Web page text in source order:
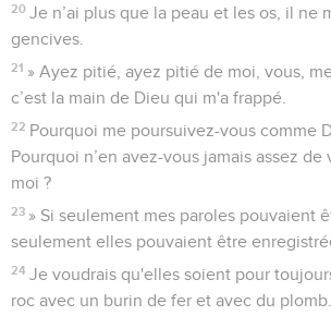
20 Je n’ai plus que la peau et les os, il ne
gencives.
21 » Ayez pitié, ayez pitié de moi, vous,
c’est la main de Dieu qui m'a frappé.
22 Pourquoi me poursuivez-vous comme
Pourquoi n’en avez-vous jamais assez de
moi ?
23 » Si seulement mes paroles pouvaient
seulement elles pouvaient être
24 Je voudrais qu'elles soient pour
roc avec un burin de fer et avec du plomb.